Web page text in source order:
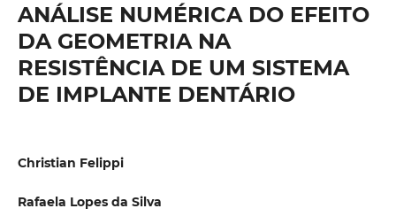
ANÁLISE NUMÉRICA DO EFEITO
DA GEOMETRIA NA
RESISTÊNCIA DE UM SISTEMA
DE IMPLANTE DENTÁRIO
Christian Felippi
Rafaela Lopes da Silva